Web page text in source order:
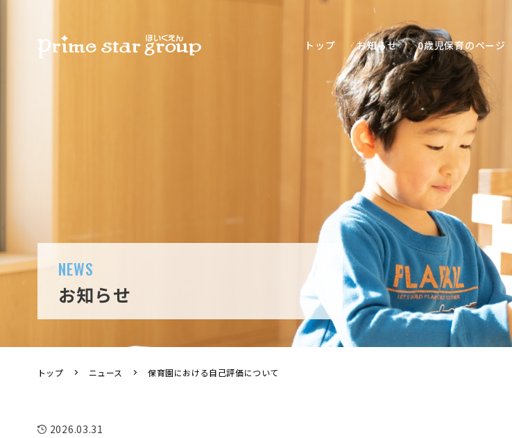
トップ お知らせ 0歳児保育のページ
NEWS
お知らせ
トップ ニュース 保育園における自己評価について
2026.03.31